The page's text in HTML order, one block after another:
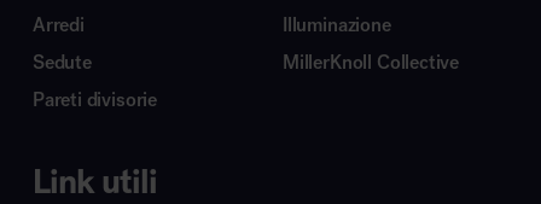
Arredi
Sedute
Pareti divisorie
Illuminazione
MillerKnoll Collective
Link utili